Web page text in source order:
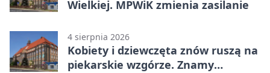
Wielkiej. MPWiK zmienia zasilanie
4 sierpnia 2026
Kobiety i dziewczęta znów ruszą na
piekarskie wzgórze. Znamy